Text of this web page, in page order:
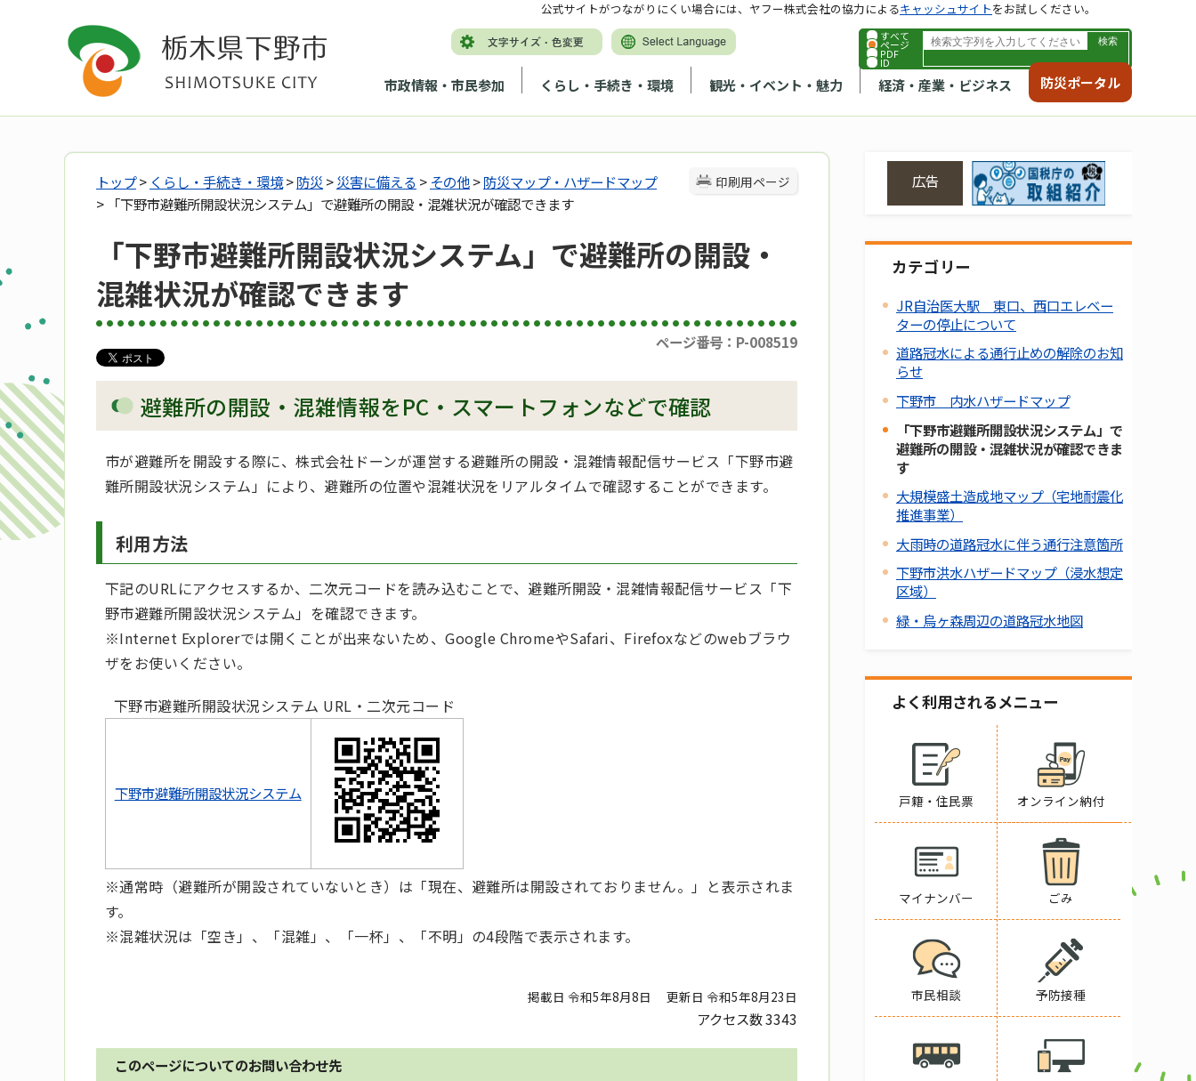
すべて
ページ
PDF
ID
市政情報・市民参加 くらし・手続き・環境 観光・イベント・魅力 経済・産業・ビジネス 防災ポータル
公式サイトがつながりにくい場合には、ヤフー株式会社の協力によるキャッシュサイトをお試しください。
印刷用ページ
トップ> くらし・手続き・環境>防災 >災害に備える > その他>防災マップ・ハザードマップ
> 「下野市避難所開設状況システム」で避難所の開設・混雑状況が確認できます
「下野市避難所開設状況システム」で避難所の開設・
混雑状況が確認できます
ページ番号：P-008519
避難所の開設・混雑情報をPC・スマートフォンなどで確認
市が避難所を開設する際に、株式会社ドーンが運営する避難所の開設・混雑情報配信サービス「下野市避
難所開設状況システム」により、避難所の位置や混雑状況をリアルタイムで確認することができます。
利用方法
下記のURLにアクセスするか、二次元コードを読み込むことで、避難所開設・混雑情報配信サービス「下
野市避難所開設状況システム」を確認できます。
※Internet Explorerでは開くことが出来ないため、Google ChromeやSafari、Firefoxなどのwebブラウ
ザをお使いください。
下野市避難所開設状況システム URL・二次元コード
下野市避難所開設状況システム
※通常時（避難所が開設されていないとき）は「現在、避難所は開設されておりません。」と表示されま
す。
※混雑状況は「空き」、「混雑」、「一杯」、「不明」の4段階で表示されます。
掲載日 令和5年8月8日 更新日 令和5年8月23日
アクセス数3343
このページについてのお問い合わせ先
広告
カテゴリー
JR自治医大駅 東口、西口エレベー
ターの停止について
道路冠水による通行止めの解除のお知
らせ
下野市 内水ハザードマップ
「下野市避難所開設状況システム」で
避難所の開設・混雑状況が確認できま
す
大規模盛土造成地マップ（宅地耐震化
推進事業）
大雨時の道路冠水に伴う通行注意箇所
下野市洪水ハザードマップ（浸水想定
区域）
緑・烏ヶ森周辺の道路冠水地図
よく利用されるメニュー
戸籍・住民票 オンライン納付
マイナンバー ごみ
市民相談 予防接種